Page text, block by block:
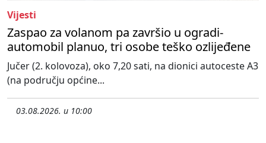
Vijesti
Zaspao za volanom pa završio u ogradi-
automobil planuo, tri osobe teško ozlijeđene
Jučer (2. kolovoza), oko 7,20 sati, na dionici autoceste A3
(na području općine...
03.08.2026. u 10:00